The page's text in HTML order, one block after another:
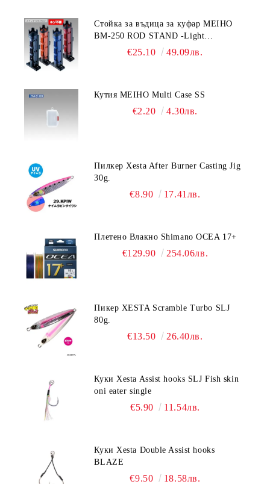
Стойка за въдица за куфар MEIHO
BM-250 ROD STAND -Light
Blue/Black color
€25.10 49.09лв.
Кутия MEIHO Multi Case SS
€2.20 4.30лв.
Пилкер Xesta After Burner Casting Jig
30g.
€8.90 17.41лв.
Плетено Влакно Shimano OCEA 17+
€129.90 254.06лв.
Пикер XESTA Scramble Turbo SLJ
80g.
€13.50 26.40лв.
Куки Xesta Assist hooks SLJ Fish skin
oni eater single
€5.90 11.54лв.
Куки Xesta Double Assist hooks
BLAZE
€9.50 18.58лв.